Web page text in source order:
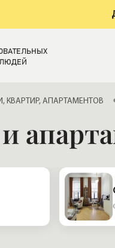
АПАРТАМЕНТОВ